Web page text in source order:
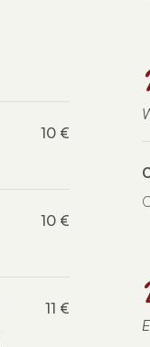
10 €
10 €
11 €